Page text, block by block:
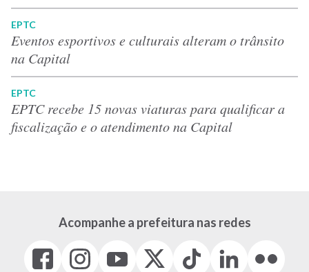
EPTC
Eventos esportivos e culturais alteram o trânsito
na Capital
EPTC
EPTC recebe 15 novas viaturas para qualificar a
fiscalização e o atendimento na Capital
Acompanhe a prefeitura nas redes
Facebook
(link
Instagram
(link
(link
(Antigo
Tiktok
(link
LinkedIn
(link
(link